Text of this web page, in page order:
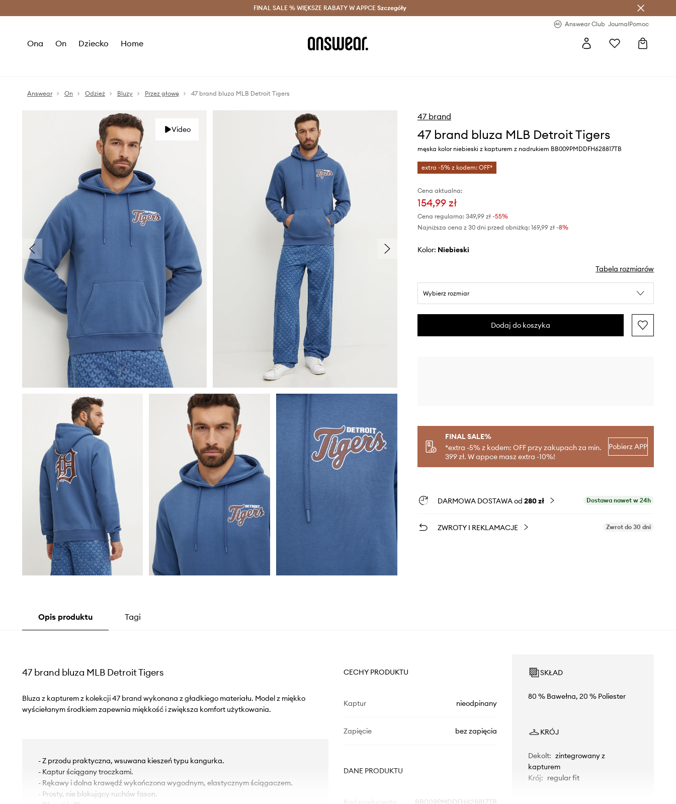
Oszczędzaj z Answear Club > Dostawa nawet w 24h >
FINAL SALE % WIĘKSZE RABATY W APPCE Szczegóły
Answear Club JournalPomoc
Ona On Dziecko Home
Answear On Odzież Bluzy Przez głowę 47 brand bluza MLB Detroit Tigers
Video
47 brand
47 brand bluza MLB Detroit Tigers
męska kolor niebieski z kapturem z nadrukiem BB009PMDDFH628817TB
extra -5% z kodem: OFF*
Cena aktualna:
154,99 zł
Cena regularna: 349,99 zł-55%
Najniższa cena z 30 dni przed obniżką: 169,99 zł -8%
Kolor: niebieski
Tabela rozmiarów
Wybierz rozmiar
Dodaj do koszyka
FINAL SALE%
*extra -5% z kodem: OFF przy zakupach za min.
399 zł. W appce masz extra -10%!
Pobierz APP
DARMOWA DOSTAWA od 280 zł Dostawa nawet w 24h
ZWROTY I REKLAMACJE Zwrot do 30 dni
Opis produktu Tagi
47 brand bluza MLB Detroit Tigers
Bluza z kapturem z kolekcji 47 brand wykonana z gładkiego materiału. Model z miękko
wyściełanym środkiem zapewnia miękkość i zwiększa komfort użytkowania.
- Z przodu praktyczna, wsuwana kieszeń typu kangurka.
- Kaptur ściągany troczkami.
- Rękawy i dolna krawędź wykończona wygodnym, elastycznym ściągaczem.
- Prosty, nie blokujący ruchów fason.
CECHY PRODUKTU
Kaptur nieodpinany
Zapięcie bez zapięcia
DANE PRODUKTU
BB009PMDDFH628817TB
SKŁAD
80 % Bawełna, 20 % Poliester
KRÓJ
Dekolt: zintegrowany z
kapturem
Krój: regular fit